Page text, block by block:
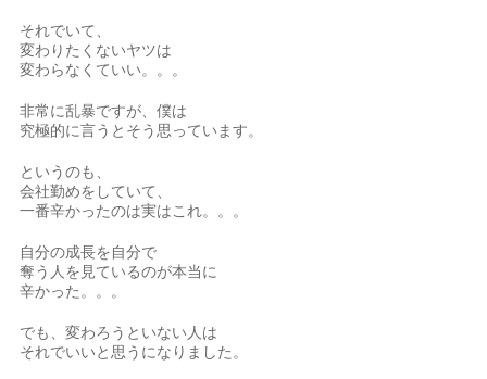
それでいて、
変わりたくないヤツは
変わらなくていい。。。
非常に乱暴ですが、僕は
究極的に言うとそう思っています。
というのも、
会社勤めをしていて、
一番辛かったのは実はこれ。。。
自分の成長を自分で
奪う人を見ているのが本当に
辛かった。。。
でも、変わろうといない人は
それでいいと思うになりました。